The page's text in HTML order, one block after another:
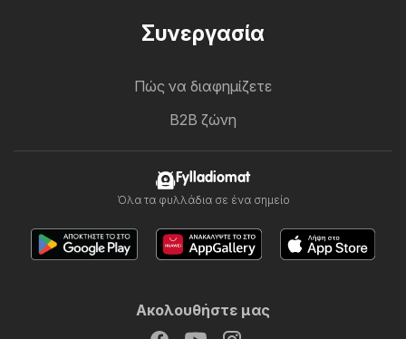
Συνεργασία
Πώς να διαφημίζετε
B2B ζώνη
Fylladiomat
Όλα τα φυλλάδια σε ένα σημείο
Ακολουθήστε μας